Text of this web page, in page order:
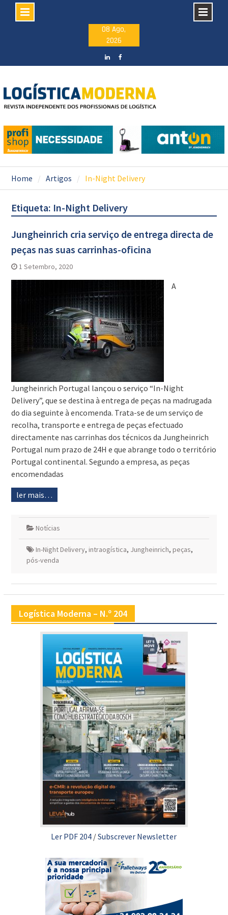
08 Ago,
2026
Home Artigos In-Night Delivery
Etiqueta: In-Night Delivery
Jungheinrich cria serviço de entrega directa de
peças nas suas carrinhas-oficina
1 Setembro, 2020
A
Jungheinrich Portugal lançou o serviço “In-Night
Delivery”, que se destina à entrega de peças na madrugada
do dia seguinte à encomenda. Trata-se de um serviço de
recolha, transporte e entrega de peças efectuado
directamente nas carrinhas dos técnicos da Jungheinrich
Portugal num prazo de 24H e que abrange todo o território
Portugal continental. Segundo a empresa, as peças
encomendadas
ler mais…
Notícias
In-Night Delivery, intraogística, Jungheinrich, peças,
pós-venda
Logística Moderna – N.º 204
Ler PDF 204 /Subscrever Newsletter